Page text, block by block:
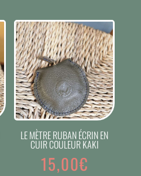
LE MÈTRE RUBAN ÉCRIN EN
CUIR COULEUR KAKI
15,00€